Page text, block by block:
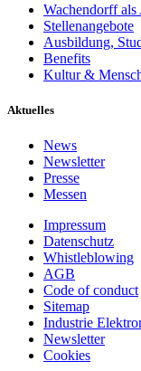
Wachendorff als
Stellenangebote
Ausbildung,
Benefits
Kultur &
Aktuelles
News
Newsletter
Presse
Messen
Impressum
Datenschutz
Whistleblowing
AGB
Code of conduct
Sitemap
Industrie
Newsletter
Cookies